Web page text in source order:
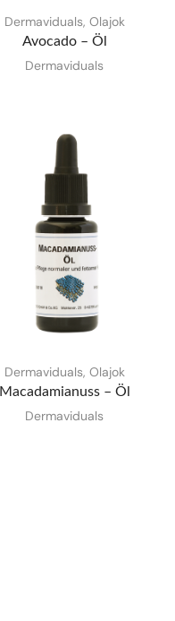
Dermaviduals, Olajok
Avocado – Öl
Dermaviduals
Dermaviduals, Olajok
Macadamianuss – Öl
Dermaviduals